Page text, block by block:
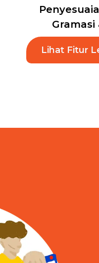
Gramasi
Lihat Fitur